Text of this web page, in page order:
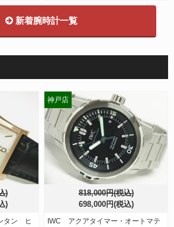
新着腕時計一覧
)
)
タン ヒ
818,000円(税込)
698,000円(税込)
IWC アクアタイマー・オートマテ
神戸店